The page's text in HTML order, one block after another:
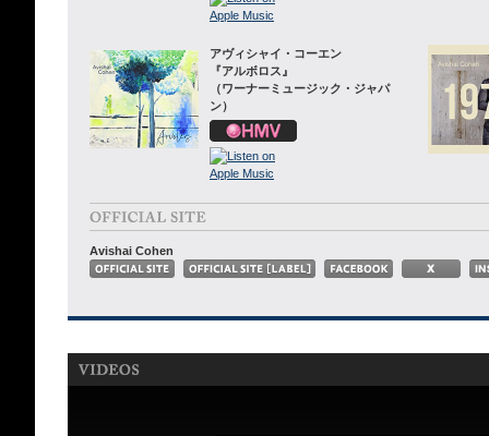
アヴィシャイ・コーエン
『アルボロス』
（ワーナーミュージック・ジャパ
ン）
Avishai Cohen